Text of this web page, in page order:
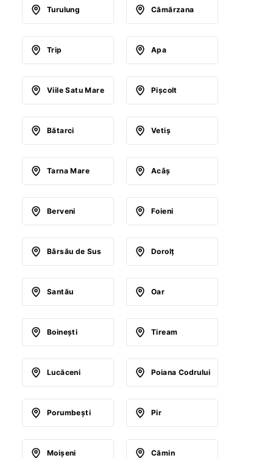
Turulung Cămărzana
Trip Apa
Viile Satu Mare Pişcolt
Bătarci Vetiş
Tarna Mare Acâş
Berveni Foieni
Bârsău de Sus Dorolţ
Santău Oar
Boineşti Tiream
Lucăceni Poiana Codrului
Porumbeşti Pir
Moişeni Cămin